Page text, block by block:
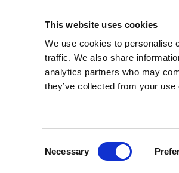
This website uses cookies
We use cookies to personalise
traffic. We also share
analytics partners who may
they’ve collected from your
Necessary
- Allt vad du behöver till ditt kök
Bakredskap Kok- och stekkärl